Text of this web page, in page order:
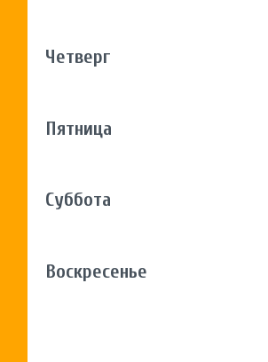
Четверг
Пятница
Суббота
Воскресенье